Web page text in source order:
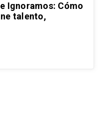
Ignoramos: Cómo
talento,